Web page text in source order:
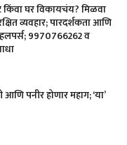
घर विकायचंय? मिळवा
व्यवहार; पारदर्शकता आणि
9970766262 व
आणि पनीर होणार महाग; ‘या’